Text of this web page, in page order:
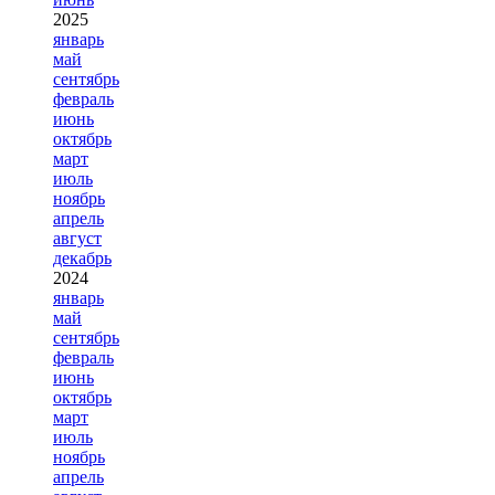
2025
январь
май
сентябрь
февраль
июнь
октябрь
март
июль
ноябрь
апрель
август
декабрь
2024
январь
май
сентябрь
февраль
июнь
октябрь
март
июль
ноябрь
апрель